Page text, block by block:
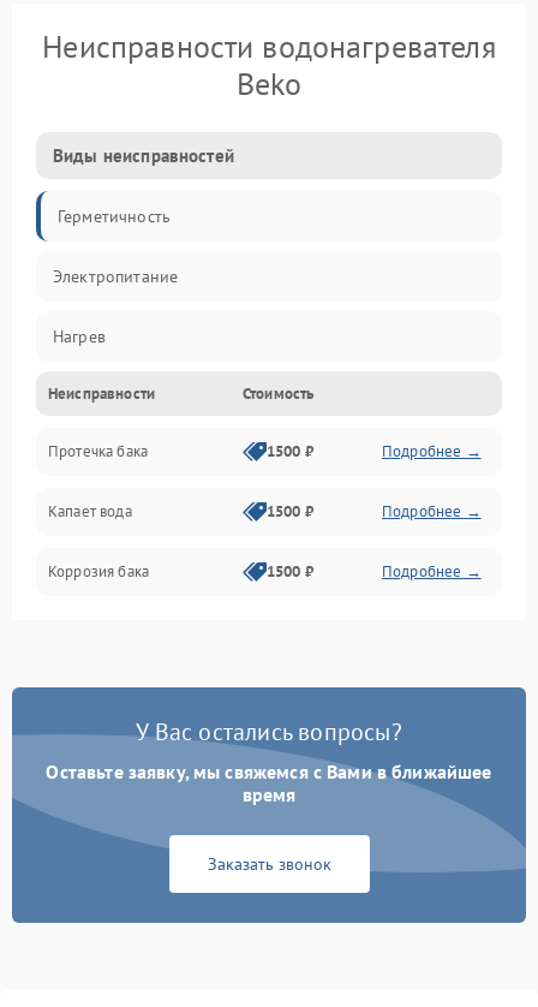
Неисправности водонагревателя
Beko
Виды неисправностей
Герметичность
Электропитание
Нагрев
Датчики
Механика
Неисправности Стоимость
Протечка бака 1500 ₽ Подробнее →
Капает вода 1500 ₽ Подробнее →
Коррозия бака 1500 ₽ Подробнее →
У Вас остались вопросы?
Оставьте заявку, мы свяжемся с Вами в ближайшее
время
Заказать звонок